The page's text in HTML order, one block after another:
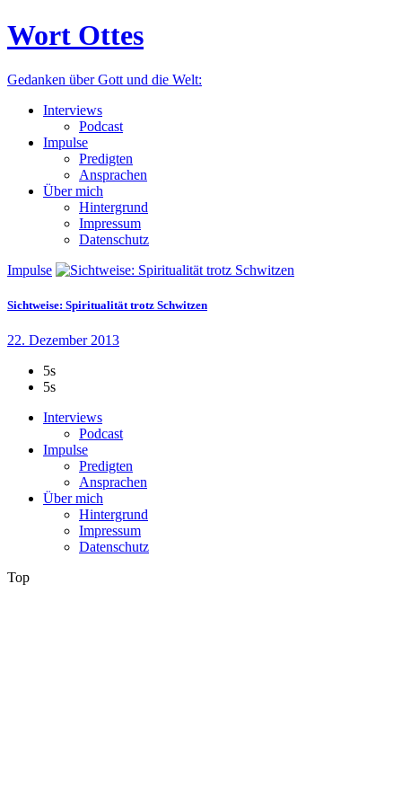
Wort Ottes
Gedanken über Gott und die Welt:
Interviews
Podcast
Impulse
Predigten
Ansprachen
Über mich
Hintergrund
Impressum
Datenschutz
Impulse
Sichtweise: Spiritualität trotz Schwitzen
22. Dezember 2013
5s
5s
Interviews
Podcast
Impulse
Predigten
Ansprachen
Über mich
Hintergrund
Impressum
Datenschutz
Top